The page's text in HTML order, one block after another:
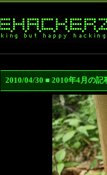
2010/04/30 ■ 2010年4月の